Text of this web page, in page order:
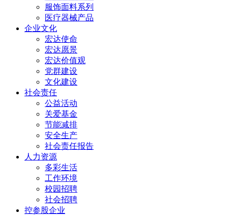
服饰面料系列
医疗器械产品
企业文化
宏达使命
宏达愿景
宏达价值观
党群建设
文化建设
社会责任
公益活动
关爱基金
节能减排
安全生产
社会责任报告
人力资源
多彩生活
工作环境
校园招聘
社会招聘
控参股企业